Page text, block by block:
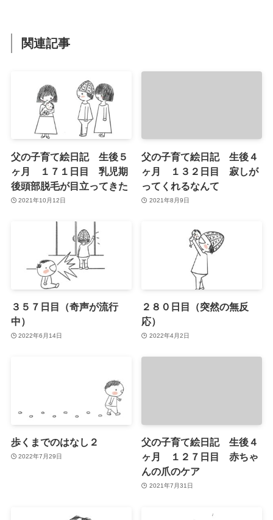
関連記事
父の子育て絵日記 生後５
ヶ月 １７１日目 乳児期
後頭部脱毛が目立ってきた
2021年10月12日
父の子育て絵日記 生後４
ヶ月 １３２日目 寂しが
ってくれるなんて
2021年8月9日
３５７日目（奇声が流行
中）
2022年6月14日
２８０日目（突然の無反
応）
2022年4月2日
歩くまでのはなし２
2022年7月29日
父の子育て絵日記 生後４
ヶ月 １２７日目 赤ちゃ
んの爪のケア
2021年7月31日